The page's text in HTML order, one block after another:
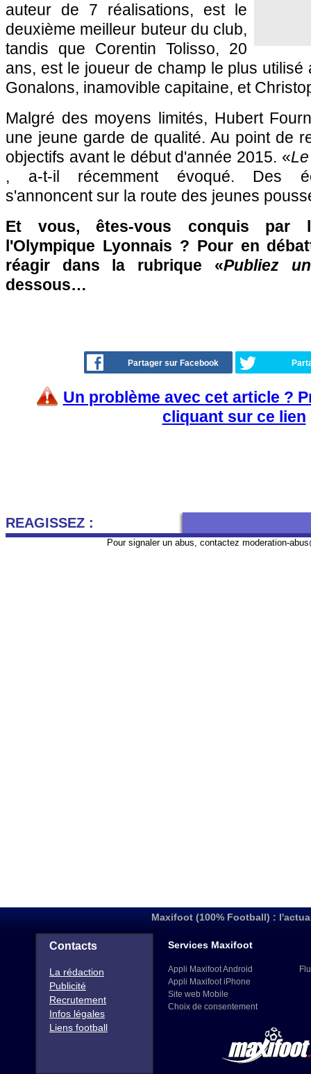
auteur de 7 réalisations, est le
deuxième meilleur buteur du club,
tandis que Corentin Tolisso, 20
ans, est le joueur de champ le plus utilisé
Gonalons, inamovible capitaine, et
Malgré des moyens limités, Hubert
une jeune garde de qualité. Au point de
objectifs avant le début d'année 2015. «
, a-t-il récemment évoqué. Des
s'annoncent sur la route des jeunes
Et vous, êtes-vous conquis par
l'Olympique Lyonnais ? Pour en
réagir dans la rubrique «Publiez
dessous…
Partager sur Facebook
Un problème avec cet article ?
cliquant sur ce lien
REAGISSEZ :
Pour signaler un abus, contactez moderation-
Maxifoot (100% Football) :
Contacts
La rédaction
Publicité
Recrutement
Infos légales
Liens football
Services Maxifoot
Appli Maxifoot Android
Appli Maxifoot iPhone
Site web Mobile
Choix de consentement